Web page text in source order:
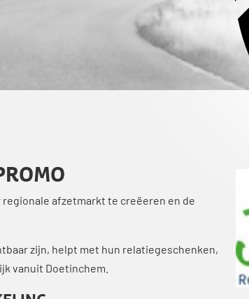
regionale afzetmarkt te creëeren en de
zijn, helpt met hun relatiegeschenken,
vanuit Doetinchem.